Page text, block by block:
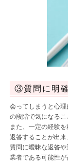
③質問に明
会ってしまうと心
の段階で気になるこ
また、一定の経験
返答することが出来
質問に曖昧な返答
業者である可能性